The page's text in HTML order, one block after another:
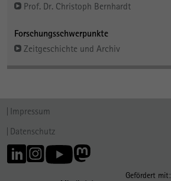
Prof. Dr. Christoph Bernhardt
Forschungsschwerpunkte
Zeitgeschichte und Archiv
Impressum
Datenschutz
Gefördert mit: